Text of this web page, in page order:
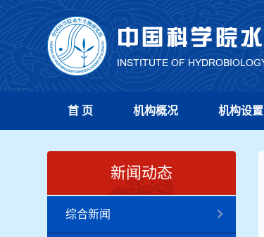
首 页 机构概况 机构设置
新闻动态
综合新闻